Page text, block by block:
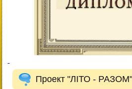
Проект "ЛІТО - РАЗОМ"